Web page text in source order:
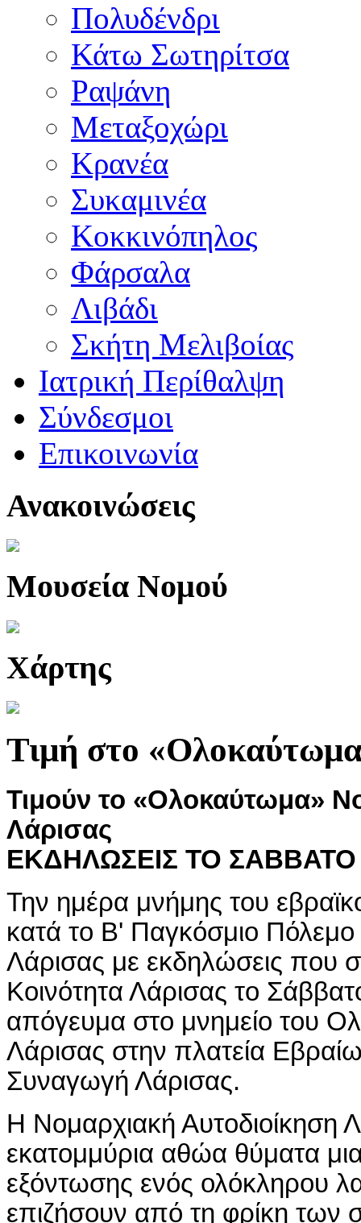
Πολυδένδρι
Κάτω Σωτηρίτσα
Ραψάνη
Μεταξοχώρι
Κρανέα
Συκαμινέα
Κοκκινόπηλος
Φάρσαλα
Λιβάδι
Σκήτη Μελιβοίας
Ιατρική Περίθαλψη
Σύνδεσμοι
Επικοινωνία
Ανακοινώσεις
Μουσεία Νομού
Χάρτης
Τιμή στο
Τιμούν το «Ολοκαύτωμα»
Λάρισας
ΕΚΔΗΛΩΣΕΙΣ ΤΟ ΣΑΒΒΑΤΟ
Την ημέρα μνήμης του
κατά το Β' Παγκόσμιο Πόλεμο
Λάρισας με εκδηλώσεις που
Κοινότητα Λάρισας το
απόγευμα στο μνημείο του
Λάρισας στην πλατεία
Συναγωγή Λάρισας.
Η Νομαρχιακή Αυτοδιοίκηση
εκατομμύρια αθώα θύματα
εξόντωσης ενός ολόκληρου
επιζήσουν από τη φρίκη των